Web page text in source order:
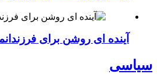
آینده ای روشن برای
سیاسی